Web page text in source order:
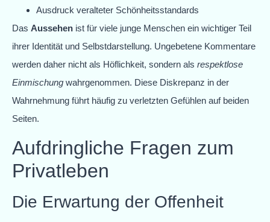
Ausdruck veralteter Schönheitsstandards
Das Aussehen ist für viele junge Menschen ein wichtiger Teil
ihrer Identität und Selbstdarstellung. Ungebetene Kommentare
werden daher nicht als Höflichkeit, sondern als respektlose
Einmischung wahrgenommen. Diese Diskrepanz in der
Wahrnehmung führt häufig zu verletzten Gefühlen auf beiden
Seiten.
Aufdringliche Fragen zum
Privatleben
Die Erwartung der Offenheit